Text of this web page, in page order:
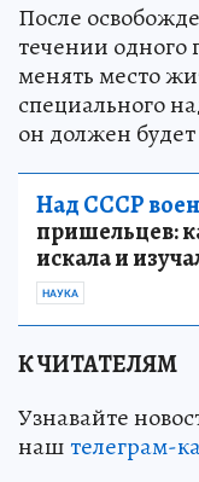
После
течении одного
менять место
специального
он должен
Над СССР
пришельцев:
искала и
НАУКА
К ЧИТАТЕЛЯМ
Узнавайте
наштелеграм-